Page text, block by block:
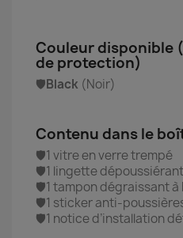
Couleur disponible
de protection)
🛡️Black (Noir)
Contenu dans le
🛡️1 vitre en verre trempé
🛡️1 lingette
🛡️1 tampon dégraissant à
🛡️1 sticker anti-
🛡️1 notice d’installation